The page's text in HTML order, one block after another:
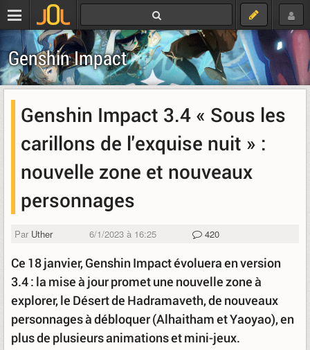
Genshin Impact
Genshin Impact 3.4 « Sous les
carillons de l'exquise nuit » :
nouvelle zone et nouveaux
personnages
Par Uther 6/1/2023 à 16:25 420
Ce 18 janvier, Genshin Impact évoluera en version
3.4 : la mise à jour promet une nouvelle zone à
explorer, le Désert de Hadramaveth, de nouveaux
personnages à débloquer (Alhaitham et Yaoyao), en
plus de plusieurs animations et mini-jeux.